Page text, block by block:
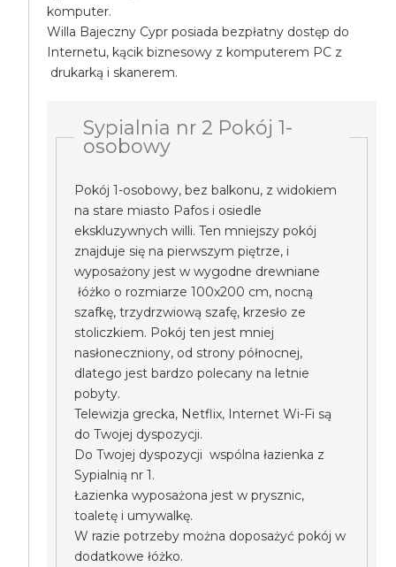
komputer.
Willa Bajeczny Cypr posiada bezpłatny dostęp do
Internetu, kącik biznesowy z komputerem PC z
drukarką i skanerem.
Sypialnia nr 2 Pokój 1-
osobowy
Pokój 1-osobowy, bez balkonu, z widokiem
na stare miasto Pafos i osiedle
ekskluzywnych willi. Ten mniejszy pokój
znajduje się na pierwszym piętrze, i
wyposażony jest w wygodne drewniane
łóżko o rozmiarze 100x200 cm, nocną
szafkę, trzydrzwiową szafę, krzesło ze
stoliczkiem. Pokój ten jest mniej
nasłoneczniony, od strony północnej,
dlatego jest bardzo polecany na letnie
pobyty.
Telewizja grecka, Netflix, Internet Wi-Fi są
do Twojej dyspozycji.
Do Twojej dyspozycji wspólna łazienka z
Sypialnią nr 1.
Łazienka wyposażona jest w prysznic,
toaletę i umywalkę.
W razie potrzeby można doposażyć pokój w
dodatkowe łóżko.